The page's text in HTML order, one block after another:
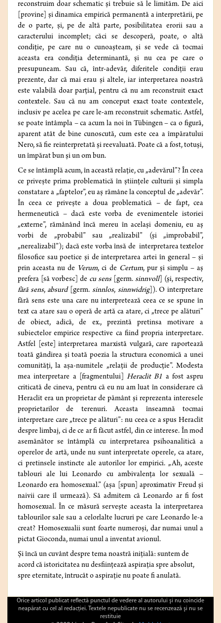
reconstruim doar schematic şi trebuie să le limităm. De aici
[provine] şi dinamica empirică permanentă a interpretării, pe
de o parte, şi, pe de altă parte, posibilitatea erorii sau a
caracterului incomplet; căci se descoperă, poate, o altă
condiţie, pe care nu o cunoaşteam, şi se vede că tocmai
aceasta era condiţia determinantă, şi nu cea pe care o
presupuneam. Sau că, într-adevăr, diferitele condiţii erau
prezente, dar că mai erau şi altele, iar interpretarea noastră
este valabilă doar parţial, pentru că nu am reconstruit exact
contextele. Sau că nu am conceput exact toate contextele,
inclusiv pe acelea pe care le-am reconstruit schematic. Astfel,
se poate întâmpla – ca acum la noi în Tübingen – ca o figură,
aparent atât de bine cunoscută, cum este cea a împăratului
Nero, să fie reinterpretată şi reevaluată. Poate că a fost, totuşi,
un împărat bun şi un om bun.
Ce se întâmplă acum, în această relaţie, cu „adevărul”? În ceea
ce priveşte prima problematică în ştiinţele culturii şi simpla
constatare a „faptelor”, eu aş rămâne la conceptul de „adevăr”.
În ceea ce priveşte a doua problematică – de fapt, cea
hermeneutică – dacă este vorba de evenimentele istoriei
„externe”, rămânând încă mereu în acelaşi domeniu, eu aş
vorbi de „probabil” sau „realizabil” (şi „improbabil”,
„nerealizabil”); dacă este vorba însă de interpretarea textelor
filosofice sau poetice şi de interpretarea artei în general – şi
prin aceasta nu de Verum, ci de Certum, pur şi simplu – aş
prefera [să vorbesc] de cu sens[germ. sinnvoll] (şi, respectiv,
fără sens, absurd[germ. sinnlos, sinnwidrig]). O interpretare
fără sens este una care nu interpretează ceea ce se spune în
text ca atare sau o operă de artă ca atare, ci „trece pe alături”
de obiect, adică, de ex., prezintă pretinsa motivare a
subiectelor empirice respective ca fiind propria interpretare.
Astfel [este] interpretarea marxistă vulgară, care raportează
toată gândirea şi toată poezia la structura economică a unei
comunităţi, la aşa-numitele „relaţii de producţie”. Modesta
mea interpretare a [fragmentului] Heraclit B1 a fost aspru
criticată de cineva, pentru că eu nu am luat în considerare că
Heraclit era un proprietar de pământ şi reprezenta interesele
proprietarilor de terenuri. Aceasta înseamnă tocmai
interpretare care „trece pe alături”: nu ceea ce a spus Heraclit
despre limbaj, ci de ce ar fi făcut astfel, din ce interese. În mod
asemănător se întâmplă cu interpretarea psihoanalitică a
operelor de artă, unde nu sunt interpretate operele, ca atare,
ci pretinsele instincte ale autorilor lor empirici. „Ah, aceste
tablouri ale lui Leonardo cu ambivalenţa lor sexuală –
Leonardo era homosexual.” (așa [spun] aproximativ Freud şi
naivii care îl urmează). Să admitem că Leonardo ar fi fost
homosexual. În ce măsură serveşte aceasta la interpretarea
tablourilor sale sau a celorlalte lucruri pe care Leonardo le-a
creat? Homosexualii sunt foarte numeroşi, dar numai unul a
pictat Gioconda, numai unul a inventat avionul.
Şi încă un cuvânt despre tema noastră iniţială: suntem de
acord că istoricitatea nu desfiinţează aspiraţia spre absolut,
spre eternitate, întrucât o aspiraţie nu poate fi anulată.
Orice articol publicat reflectă punctul de vedere al autorului şi nu coincide
neapărat cu cel al redacţiei. Textele nepublicate nu se recenzează şi nu se
restituie